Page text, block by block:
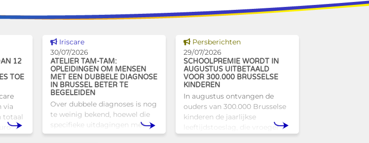
12
TOE
via
totaal
Dit nieuws tonen
Iriscare
30/07/2026
ATELIER TAM-TAM:
OPLEIDINGEN OM MENSEN
MET EEN DUBBELE DIAGNOSE
IN BRUSSEL BETER TE
BEGELEIDEN
Over dubbele diagnoses is nog
te weinig bekend, hoewel die
specifieke uitdagingen met
zich meebrengen voor zowel
Dit nieuws tonen
Persberichten
29/07/2026
SCHOOLPREMIE WORDT IN
AUGUSTUS UITBETAALD
VOOR 300.000 BRUSSELSE
KINDEREN
In augustus ontvangen de
ouders van 300.000 Brusselse
kinderen de jaarlijkse
leeftijdstoeslag, die vroeger